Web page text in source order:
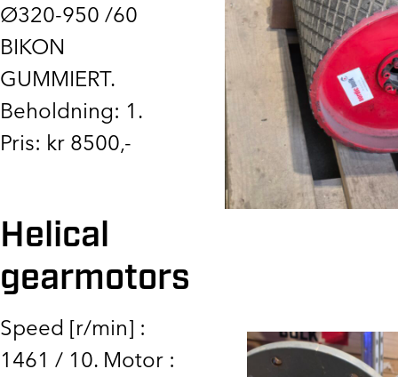
Ø320-950 /60
BIKON
GUMMIERT.
Beholdning: 1.
Pris: kr 8500,-
Helical
gearmotors
Speed [r/min] :
1461 / 10. Motor :